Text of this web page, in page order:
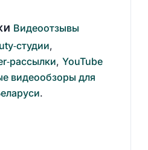
Видеоотзывы
,
, YouTube
видеообзоры для
.